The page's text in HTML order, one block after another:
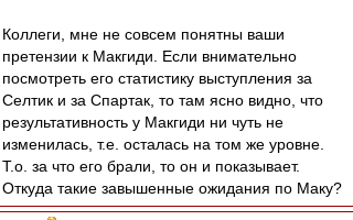
Коллеги, мне не совсем понятны ваши
претензии к Макгиди. Если внимательно
посмотреть его статистику выступления за
Селтик и за Спартак, то там ясно видно, что
результативность у Макгиди ни чуть не
изменилась, т.е. осталась на том же уровне.
Т.о. за что его брали, то он и показывает.
Откуда такие завышенные ожидания по Маку?